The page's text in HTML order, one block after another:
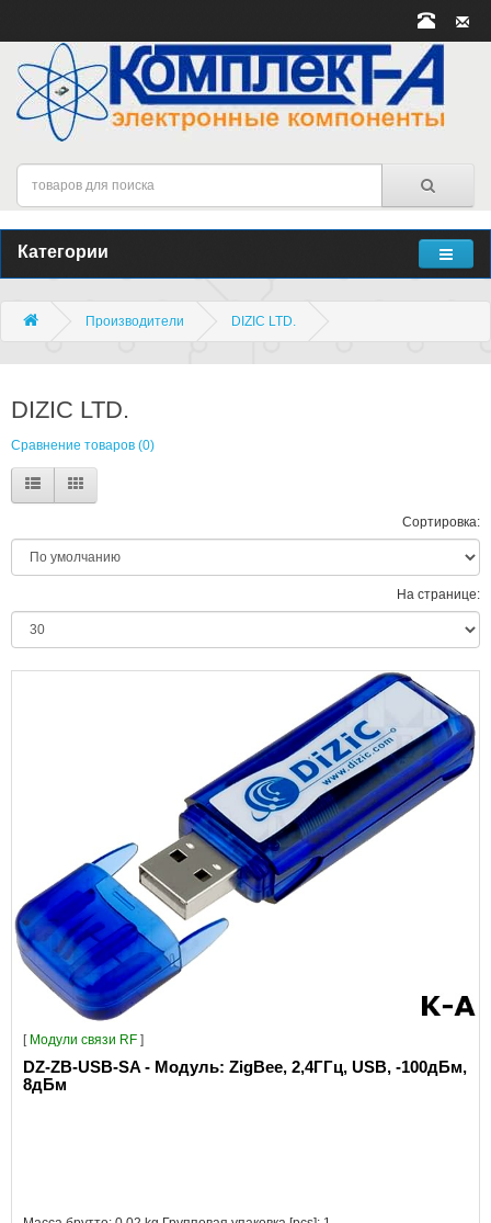
Категории
Производители DIZIC LTD.
DIZIC LTD.
Сравнение товаров (0)
Сортировка:
На странице:
[ Модули связи RF ]
DZ-ZB-USB-SA - Модуль: ZigBee, 2,4ГГц, USB, -100дБм,
8дБм